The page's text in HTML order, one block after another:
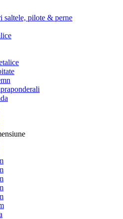
saltele, pilote & perne